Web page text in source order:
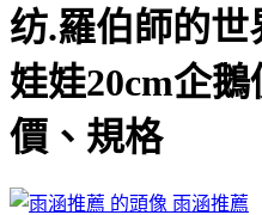
纺.羅伯師的
娃娃20cm企
價、規格
雨涵推薦